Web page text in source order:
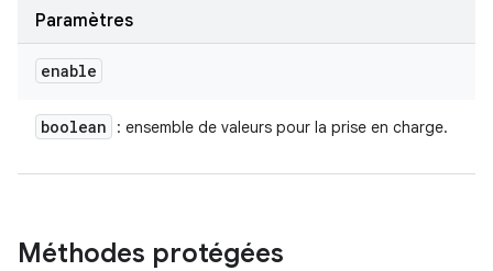
Paramètres
enable
boolean : ensemble de valeurs pour la prise en charge.
Méthodes protégées